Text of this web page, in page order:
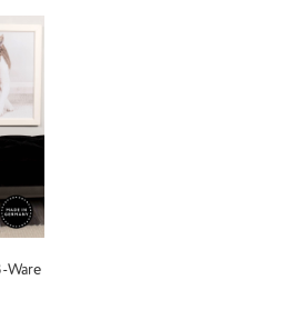
Ware
Bewertung von 5 von 5 Sternen